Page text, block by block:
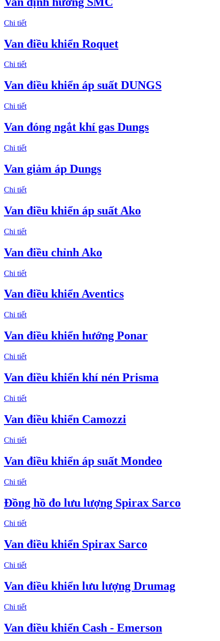
Chi tiết
Van điều khiển Roquet
Chi tiết
Van điều khiển áp suất DUNGS
Chi tiết
Van đóng ngắt khí gas Dungs
Chi tiết
Van giảm áp Dungs
Chi tiết
Van điều khiển áp suất Ako
Chi tiết
Van điều chỉnh Ako
Chi tiết
Van điều khiển Aventics
Chi tiết
Van điều khiển hướng Ponar
Chi tiết
Van điều khiển khí nén Prisma
Chi tiết
Van điều khiển Camozzi
Chi tiết
Van điều khiển áp suất Mondeo
Chi tiết
Đồng hồ đo lưu lượng Spirax Sarco
Chi tiết
Van điều khiển Spirax Sarco
Chi tiết
Van điều khiển lưu lượng Drumag
Chi tiết
Van điều khiển Cash - Emerson